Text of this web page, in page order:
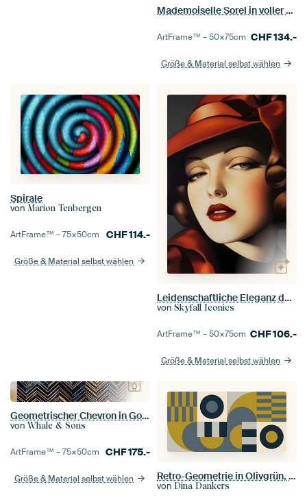
Mademoiselle Sorel in voller Montur, George Barbier
ArtFrame™ –50×75cm CHF134.-
Größe & Material selbst wählen
Spirale
von Marion Tenbergen
ArtFrame™ –75×50cm CHF114.-
Größe & Material selbst wählen
Leidenschaftliche Eleganz der 1920er
von Skyfall Iconics
ArtFrame™ –50×75cm CHF106.-
Größe & Material selbst wählen
Geometrischer Chevron in Gold
von Whale & Sons
ArtFrame™ –75×50cm CHF175.-
Größe & Material selbst wählen Retro-Geometrie in Olivgrün, Grau, Weiß und Schwarz
von Dina Dankers